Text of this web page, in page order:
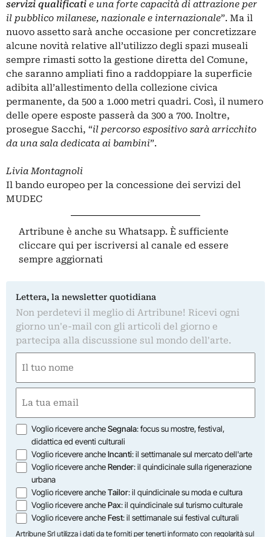
servizi qualificati e una forte capacità di attrazione per
il pubblico milanese, nazionale e internazionale”. Ma il
nuovo assetto sarà anche occasione per concretizzare
alcune novità relative all’utilizzo degli spazi museali
sempre rimasti sotto la gestione diretta del Comune,
che saranno ampliati fino a raddoppiare la superficie
adibita all’allestimento della collezione civica
permanente, da 500 a 1.000 metri quadri. Così, il numero
delle opere esposte passerà da 300 a 700. Inoltre,
prosegue Sacchi, “il percorso espositivo sarà arricchito
da una sala dedicata ai bambini”.
Livia Montagnoli
Il bando europeo per la concessione dei servizi del
MUDEC
Artribune è anche su Whatsapp. È sufficiente
cliccare qui per iscriversi al canale ed essere
sempre aggiornati
Lettera, la newsletter quotidiana
Non perdetevi il meglio di Artribune! Ricevi ogni
giorno un'e-mail con gli articoli del giorno e
partecipa alla discussione sul mondo dell'arte.
(Obbligatorio)
Nome
(Obbligatorio)
Opzioni
Voglio ricevere ancheSegnala: focus su mostre, festival,
didattica ed eventi culturali
Voglio ricevere ancheIncanti: il settimanale sul mercato dell'arte
Voglio ricevere ancheRender: il quindicinale sulla rigenerazione
urbana
Voglio ricevere ancheTailor: il quindicinale su moda e cultura
Voglio ricevere anchePax: il quindicinale sul turismo culturale
Voglio ricevere ancheFest: il settimanale sui festival culturali
Artribune Srl utilizza i dati da te forniti per tenerti informato con regolarità sul